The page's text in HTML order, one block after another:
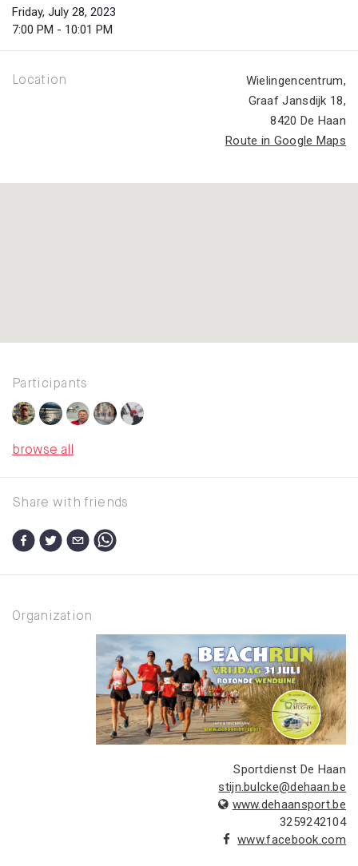
Friday, July 28, 2023
7:00 PM - 10:01 PM
Location Wielingencentrum,
Graaf Jansdijk 18,
8420 De Haan
Route in Google Maps
Participants
browse all
Share with friends
Organization
Sportdienst De Haan
stijn.bulcke@dehaan.be
www.dehaansport.be
3259242104
www.facebook.com